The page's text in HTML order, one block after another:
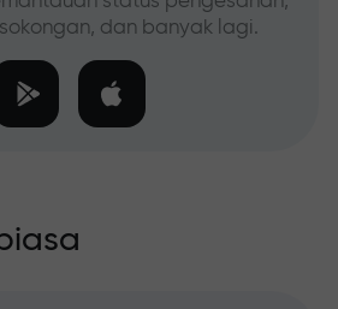
dan banyak lagi.